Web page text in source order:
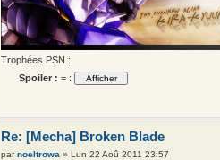
Trophées PSN :
Spoiler : = :
Re: [Mecha] Broken Blade
parnoeltrowa » Lun 22 Aoû 2011 23:57